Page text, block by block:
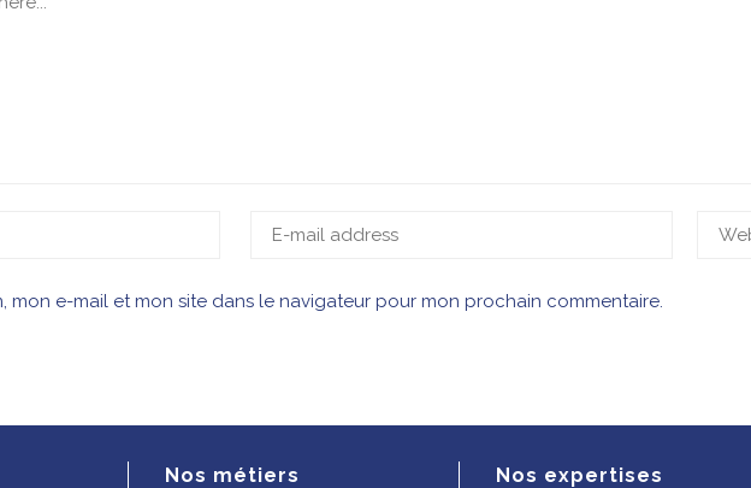
mon e-mail et mon site dans le navigateur pour mon prochain commentaire.
Nos métiers Nos expertises